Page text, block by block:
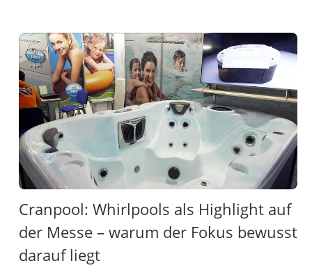
Cranpool: Whirlpools als Highlight auf
der Messe – warum der Fokus bewusst
darauf liegt